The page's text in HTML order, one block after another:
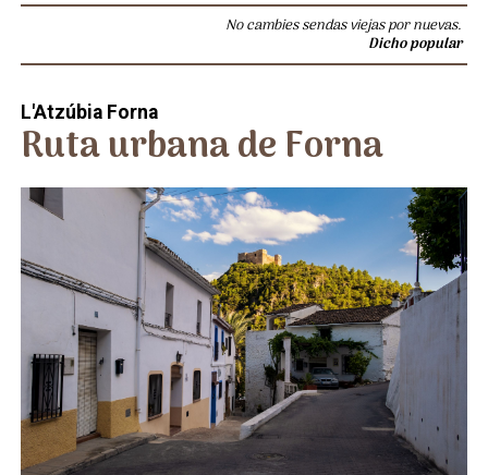
No cambies sendas viejas por nuevas.
Dicho popular
L'Atzúbia Forna
Ruta urbana de Forna